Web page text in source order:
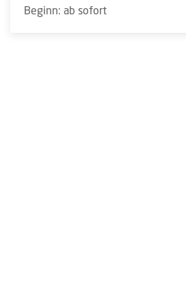
Beginn: ab sofort